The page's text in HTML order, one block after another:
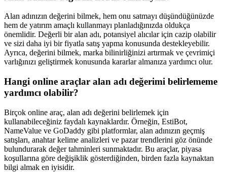
Alan adınızın değerini bilmek, hem onu satmayı düşündüğünüzde
hem de yatırım amaçlı kullanmayı planladığınızda oldukça
önemlidir. Değerli bir alan adı, potansiyel alıcılar için cazip olabilir
ve sizi daha iyi bir fiyatla satış yapma konusunda destekleyebilir.
Ayrıca, değerini bilmek, marka bilinirliğinizi artırmak ve çevrimiçi
varlığınızı geliştirmek konusunda kararlar almanıza yardımcı olur.
Hangi online araçlar alan adı değerimi belirlememe
yardımcı olabilir?
Birçok online araç, alan adı değerini belirlemek için
kullanabileceğiniz faydalı kaynaklardır. Örneğin, EstiBot,
NameValue ve GoDaddy gibi platformlar, alan adınızın geçmiş
satışları, anahtar kelime analizleri ve pazar trendlerini göz önünde
bulundurarak değer tahminleri sunmaktadır. Bu araçlar, piyasa
koşullarına göre değişiklik gösterdiğinden, birden fazla kaynaktan
bilgi almak en iyisidir.